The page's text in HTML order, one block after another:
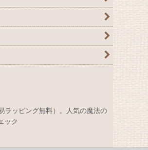
ラッピング無料）。人気の魔法の
ック